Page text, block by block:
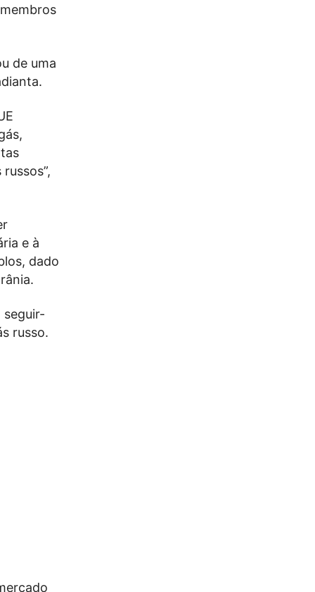
de uma
e à
dado
seguir-
russo.